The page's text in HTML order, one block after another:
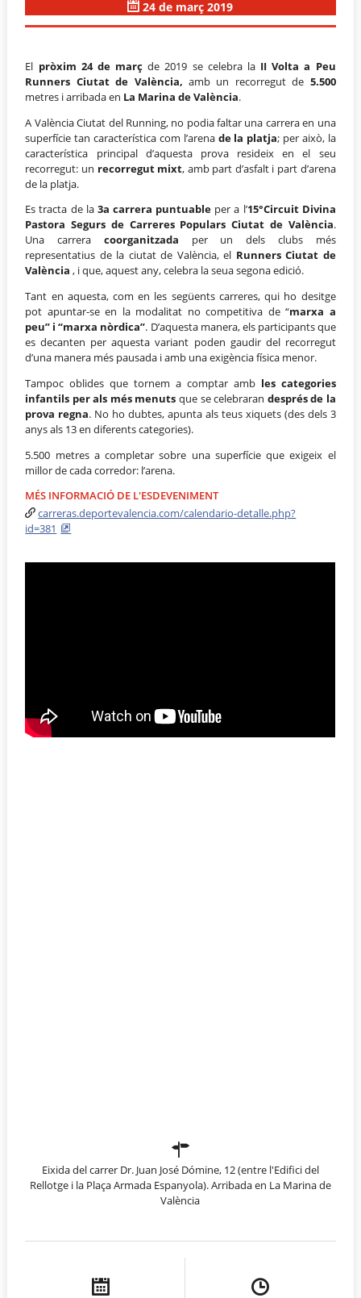
24 de març 2019
El pròxim 24 de març de 2019 se celebra la II Volta a Peu
Runners Ciutatde València, amb un recorregut de 5.500
metres i arribada en La Marina de València.
A València Ciutat del Running, no podia faltar una carrera en una
superfície tan característica com l’arenade la platja; per això, la
característica principal d’aquesta prova resideix en el seu
recorregut: un recorregut mixt, amb part d’asfalt i part d’arena
de la platja.
Es tracta de la 3a carrera puntuable per a l’15°Circuit Divina
Pastora Segurs de Carreres Populars Ciutat de València.
Una carrera coorganitzada per un dels clubs més
representatius de la ciutat de València, el Runners Ciutat de
València , i que, aquest any, celebra la seua segona edició.
Tant en aquesta, com en les següents carreres, qui ho desitge
pot apuntar-se en la modalitat no competitiva de “marxa a
peu” i “marxa nòrdica”. D’aquesta manera, els participants que
es decanten per aquesta variant poden gaudir del recorregut
d’una manera més pausada i amb una exigència física menor.
Tampoc oblides que tornem a comptar amb les categories
infantils per als més menuts que se celebraran després de la
prova regna. No ho dubtes, apunta als teus xiquets (des dels 3
anys als 13 en diferents categories).
5.500 metres a completar sobre una superfície que exigeix el
millor de cada corredor: l’arena.
MÉS INFORMACIÓ DE L'ESDEVENIMENT
carreras.deportevalencia.com/calendario-detalle.php?
id=381
Eixida del carrer Dr. Juan José Dómine, 12 (entre l'Edifici del
Rellotge i la Plaça Armada Espanyola). Arribada en La Marina de
València